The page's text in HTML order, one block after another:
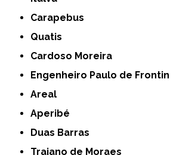
Carapebus
Quatis
Cardoso Moreira
Engenheiro Paulo de Frontin
Areal
Aperibé
Duas Barras
Trajano de Moraes